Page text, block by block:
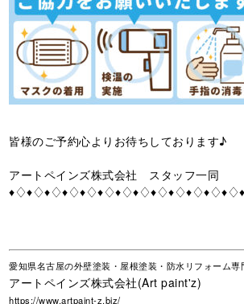
皆様のご予約心よりお待ちしております♪
アートペインズ株式会社 スタッフ一同
愛知県名古屋の外壁塗装・屋根塗装・防水リフォーム専
アートペインズ株式会社(Art paint'z)
https://www.artpaint-z.biz/